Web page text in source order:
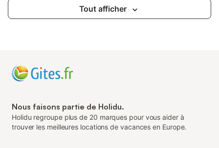
Tout afficher
Nous faisons partie de Holidu.
Holidu regroupe plus de 20 marques pour vous aider à
trouver les meilleures locations de vacances en Europe.